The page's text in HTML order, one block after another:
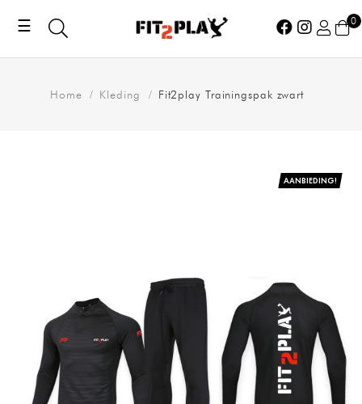
0
Toggle
navigation
☰
Home Kleding Fit2play Trainingspak zwart
AANBIEDING!